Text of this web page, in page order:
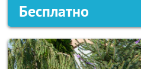
Бесплатно